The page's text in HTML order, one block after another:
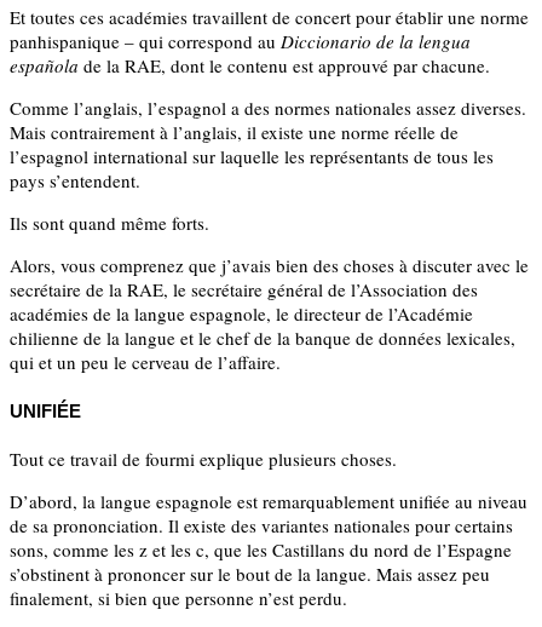
Et toutes ces académies travaillent de concert pour établir une norme
panhispanique – qui correspond au Diccionario de la lengua
española de la RAE, dont le contenu est approuvé par chacune.
Comme l’anglais, l’espagnol a des normes nationales assez diverses.
Mais contrairement à l’anglais, il existe une norme réelle de
l’espagnol international sur laquelle les représentants de tous les
pays s’entendent.
Ils sont quand même forts.
Alors, vous comprenez que j’avais bien des choses à discuter avec le
secrétaire de la RAE, le secrétaire général de l’Association des
académies de la langue espagnole, le directeur de l’Académie
chilienne de la langue et le chef de la banque de données lexicales,
qui et un peu le cerveau de l’affaire.
UNIFIÉE
Tout ce travail de fourmi explique plusieurs choses.
D’abord, la langue espagnole est remarquablement unifiée au niveau
de sa prononciation. Il existe des variantes nationales pour certains
sons, comme les z et les c, que les Castillans du nord de l’Espagne
s’obstinent à prononcer sur le bout de la langue. Mais assez peu
finalement, si bien que personne n’est perdu.